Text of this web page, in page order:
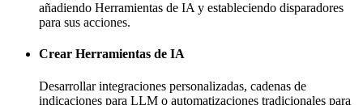
añadiendo Herramientas de IA y estableciendo disparadores
para sus acciones.
Crear Herramientas de IA
Desarrollar integraciones personalizadas, cadenas de
indicaciones para LLM o automatizaciones tradicionales para